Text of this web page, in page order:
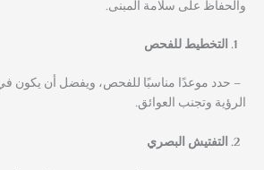
والحفاظ على سلامة المبنى.
التخطيط للفحص
– حدد موعدًا مناسبًا للفحص، ويفضل أن يكون
الرؤية وتجنب العوائق.
التفتيش البصري